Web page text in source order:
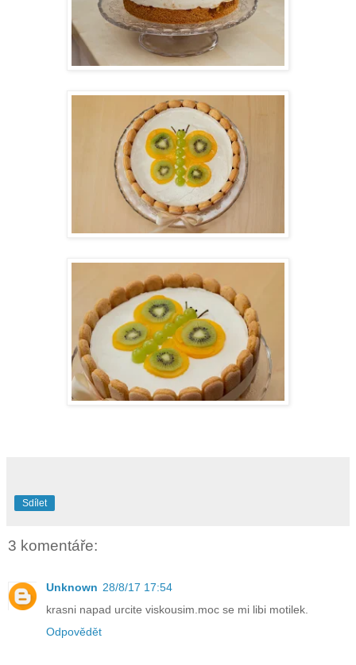
Sdílet
3 komentáře:
Unknown 28/8/17 17:54
krasni napad urcite viskousim.moc se mi libi motilek.
Odpovědět